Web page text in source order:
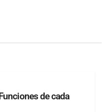
de cada